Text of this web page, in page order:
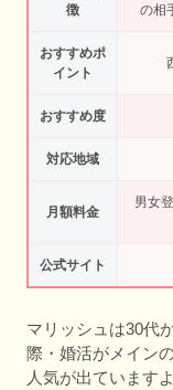
徴
の相
おすすめポ
イント
おすすめ度
対応地域
月額料金
男女
公式サイト
マリッシュは30代
際・婚活がメイン
人気が出ています